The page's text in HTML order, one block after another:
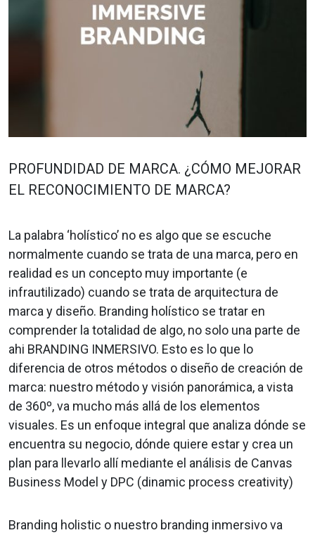
PROFUNDIDAD DE MARCA. ¿CÓMO MEJORAR
EL RECONOCIMIENTO DE MARCA?
La palabra ‘holístico’ no es algo que se escuche
normalmente cuando se trata de una marca, pero en
realidad es un concepto muy importante (e
infrautilizado) cuando se trata de arquitectura de
marca y diseño. Branding holístico se tratar en
comprender la totalidad de algo, no solo una parte de
ahi BRANDING INMERSIVO. Esto es lo que lo
diferencia de otros métodos o diseño de creación de
marca: nuestro método y visión panorámica, a vista
de 360º, va mucho más allá de los elementos
visuales. Es un enfoque integral que analiza dónde se
encuentra su negocio, dónde quiere estar y crea un
plan para llevarlo allí mediante el análisis de Canvas
Business Model y DPC (dinamic process creativity)
Branding holistic o nuestro branding inmersivo va